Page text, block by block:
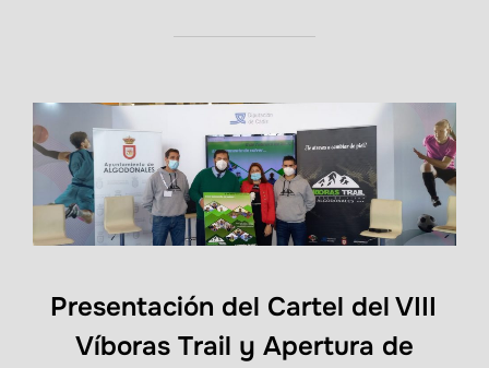
Presentación del Cartel del VIII
Víboras Trail y Apertura de